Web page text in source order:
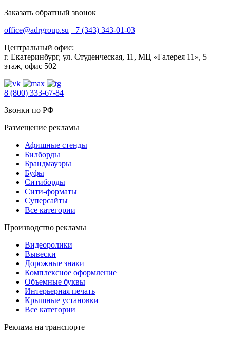
Заказать обратный звонок
office@adrgroup.su +7 (343) 343-01-03
Центральный офис:
г. Екатеринбург, ул. Студенческая, 11, МЦ «Галерея 11», 5
этаж, офис 502
8 (800) 333-67-84
Звонки по РФ
Размещение рекламы
Афишные стенды
Билборды
Брандмауэры
Буфы
Ситиборды
Сити-форматы
Суперсайты
Все категории
Производство рекламы
Видеоролики
Вывески
Дорожные знаки
Комплексное оформление
Объемные буквы
Интерьерная печать
Крышные установки
Все категории
Реклама на транспорте